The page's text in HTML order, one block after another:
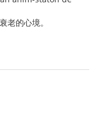
老的心境。